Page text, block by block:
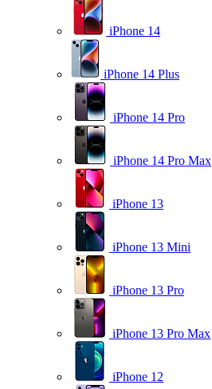
iPhone 14
iPhone 14 Plus
iPhone 14 Pro
iPhone 14 Pro Max
iPhone 13
iPhone 13 Mini
iPhone 13 Pro
iPhone 13 Pro Max
iPhone 12